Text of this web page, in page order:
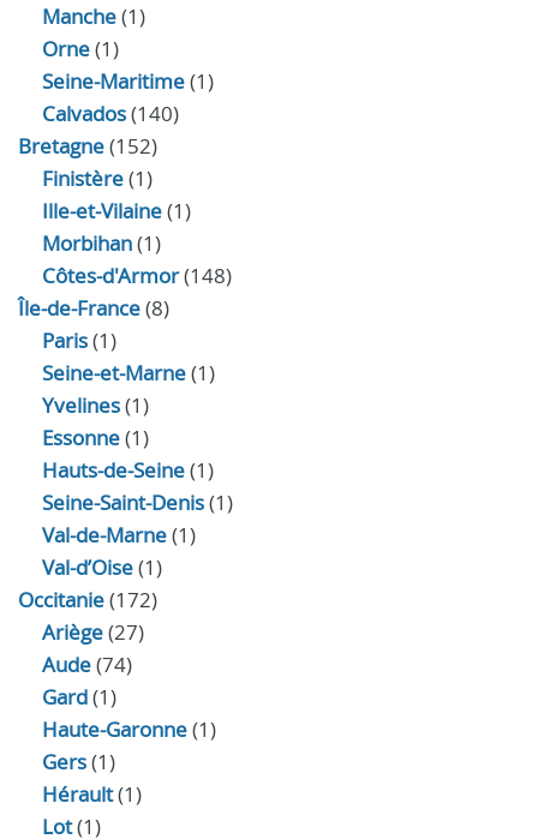
Manche(1)
Orne(1)
Seine-Maritime(1)
Calvados(140)
Bretagne(152)
Finistère(1)
Ille-et-Vilaine(1)
Morbihan(1)
Côtes-d'Armor(148)
Île-de-France(8)
Paris(1)
Seine-et-Marne(1)
Yvelines(1)
Essonne(1)
Hauts-de-Seine(1)
Seine-Saint-Denis(1)
Val-de-Marne(1)
Val-d’Oise(1)
Occitanie(172)
Ariège(27)
Aude(74)
Gard(1)
Haute-Garonne(1)
Gers(1)
Hérault(1)
Lot(1)